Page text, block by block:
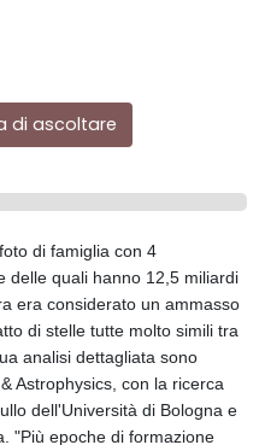
di ascoltare
di famiglia con 4
delle quali hanno 12,5 miliardi
era considerato un ammasso
di stelle tutte molto simili tra
analisi dettagliata sono
Astrophysics, con la ricerca
dell'Università di Bologna e
"Più epoche di formazione